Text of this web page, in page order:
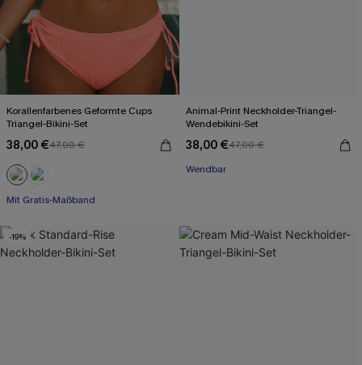
Korallenfarbenes Geformte Cups
Triangel-Bikini-Set
38,00 €47,00 €
Mit Gratis-Maßband
Animal-Print Neckholder-Triangel-
Wendebikini-Set
38,00 €47,00 €
Wendbar
-19%